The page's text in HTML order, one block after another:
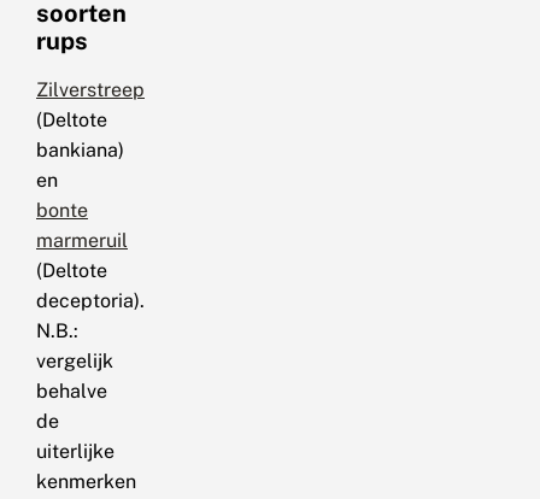
soorten
rups
Zilverstreep
(Deltote
bankiana)
en
bonte
marmeruil
(Deltote
deceptoria).
N.B.:
vergelijk
behalve
de
uiterlijke
kenmerken